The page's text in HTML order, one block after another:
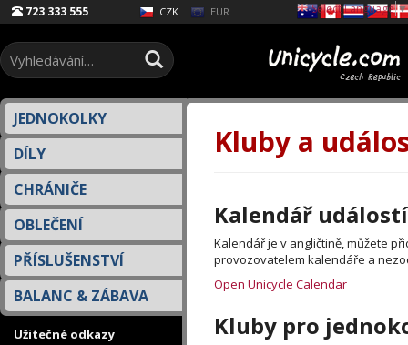
723 333 555 CZK EUR
JEDNOKOLKY
DÍLY
CHRÁNIČE
OBLEČENÍ
PŘÍSLUŠENSTVÍ
BALANC & ZÁBAVA
Užitečné odkazy
Kluby a
Kalendář
Kalendář je v angličtině, můžete
provozovatelem kalendáře a
Open Unicycle Calendar
Kluby pro
Select Language▼